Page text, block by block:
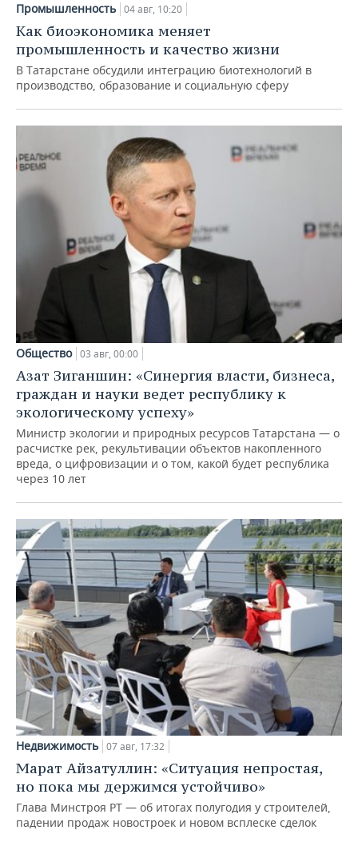
Промышленность 04 авг, 10:20
Как биоэкономика меняет
промышленность и качество жизни
В Татарстане обсудили интеграцию биотехнологий в
производство, образование и социальную сферу
Общество 03 авг, 00:00
Азат Зиганшин: «Синергия власти, бизнеса,
граждан и науки ведет республику к
экологическому успеху»
Министр экологии и природных ресурсов Татарстана — о
расчистке рек, рекультивации объектов накопленного
вреда, о цифровизации и о том, какой будет республика
через 10 лет
Недвижимость 07 авг, 17:32
Марат Айзатуллин: «Ситуация непростая,
но пока мы держимся устойчиво»
Глава Минстроя РТ — об итогах полугодия у строителей,
падении продаж новостроек и новом всплеске сделок